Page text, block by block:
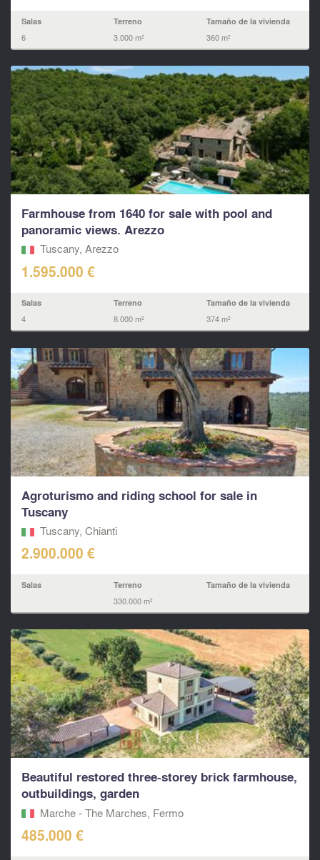
Salas
6
Terreno
3.000 m²
Tamaño de la vivienda
360 m²
Farmhouse from 1640 for sale with pool and
panoramic views. Arezzo
Tuscany, Arezzo
1.595.000 €
Salas
4
Terreno
8.000 m²
Tamaño de la vivienda
374 m²
Agroturismo and riding school for sale in
Tuscany
Tuscany, Chianti
2.900.000 €
Salas Terreno
330.000 m²
Tamaño de la vivienda
Beautiful restored three-storey brick farmhouse,
outbuildings, garden
Marche - The Marches, Fermo‎
485.000 €